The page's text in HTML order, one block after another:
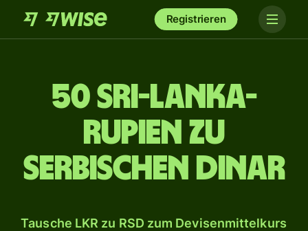
Registrieren
50 Sri-Lanka-
Rupien zu
serbischen Dinar
Tausche LKR zu RSD zum Devisenmittelkurs